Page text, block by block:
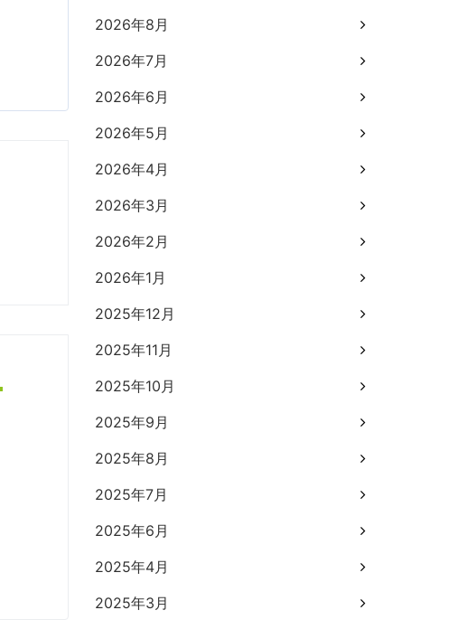
2026年8月
2026年7月
2026年6月
2026年5月
2026年4月
2026年3月
2026年2月
2026年1月
2025年12月
2025年11月
2025年10月
2025年9月
2025年8月
2025年7月
2025年6月
2025年4月
2025年3月